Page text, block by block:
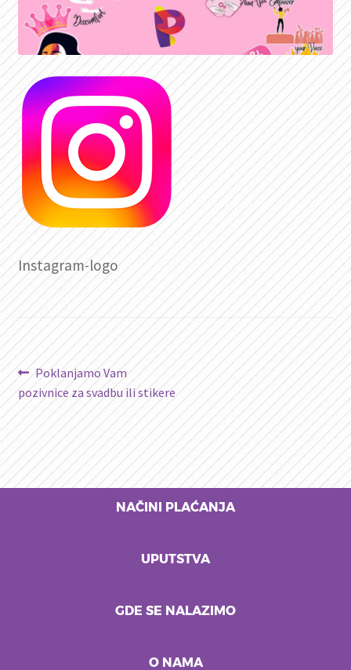
Instagram-logo
Kretanje
članka
Prethodni
članak:
Poklanjamo Vam
pozivnice za svadbu ili stikere
NAČINI PLAĆANJA
UPUTSTVA
GDE SE NALAZIMO
O NAMA